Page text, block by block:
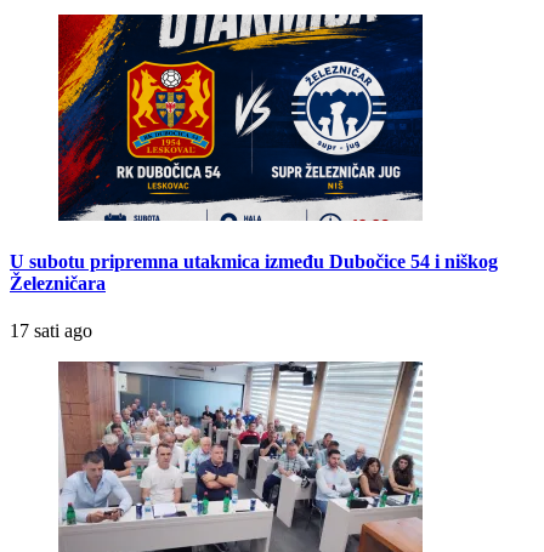
U subotu pripremna utakmica između Dubočice 54 i niškog
Železničara
17 sati ago